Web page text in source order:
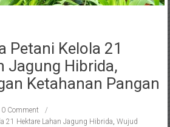
Petani Kelola 21
Jagung Hibrida,
Ketahanan Pangan
0 Comment
21 Hektare Lahan Jagung Hibrida, Wujud